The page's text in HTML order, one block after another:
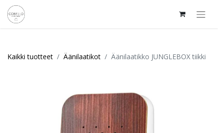
Kaikki tuotteet Äänilaatikot Äänilaatikko JUNGLEBOX tiikki